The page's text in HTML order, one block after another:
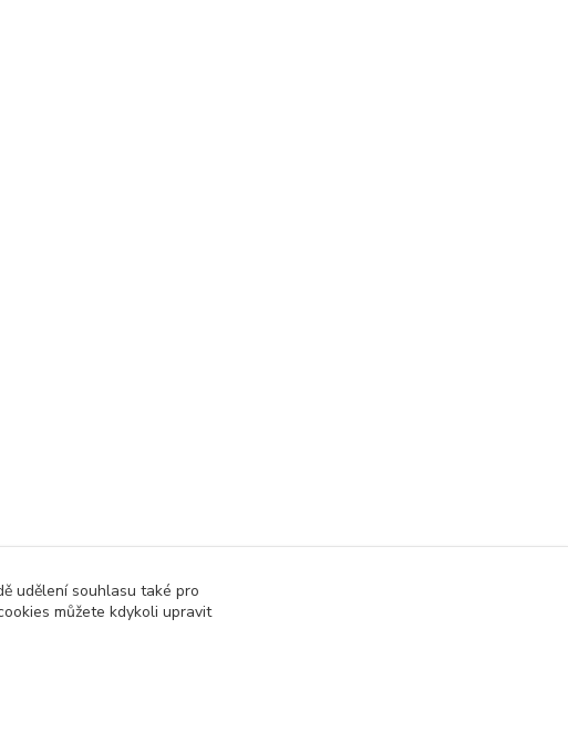
udělení souhlasu také pro
můžete kdykoli upravit